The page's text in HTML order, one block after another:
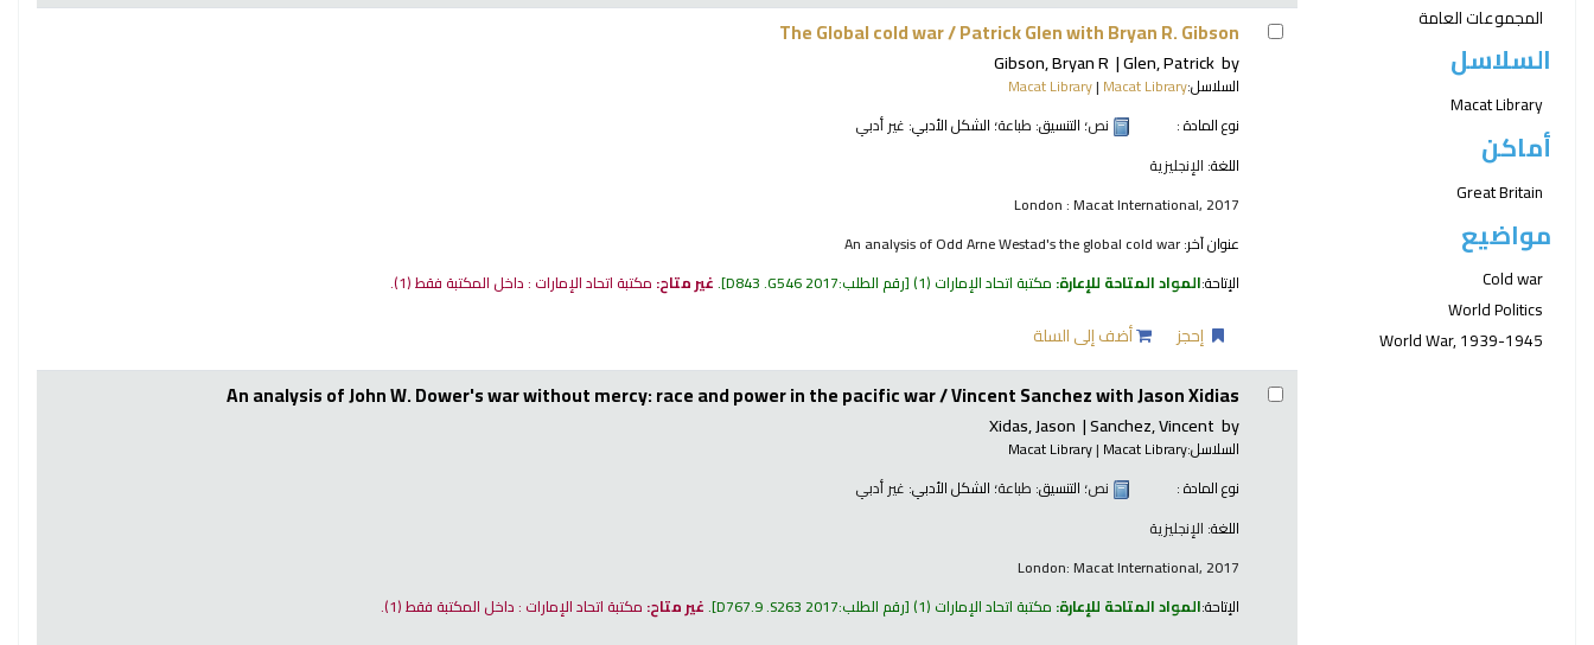
المجموعات العامة
السلاسل
Macat Library
أماكن
Great Britain
مواضيع
Cold war
World Politics
World War, 1939-1945
The Global cold war /Patrick Glen with Bryan R. Gibson
by
Glen, Patrick
Gibson, Bryan R
السلاسل: Macat Library| Macat Library
نوع المادة :
نص؛ التنسيق: طباعة؛ الشكل الأدبي: غير أدبي
اللغة: الإنجليزية
London : Macat International, 2017
عنوان آخر:An analysis of Odd Arne Westad's the global cold war
الإتاحة:المواد المتاحة للإعارة: مكتبة اتحاد الإمارات (1) رقم الطلب:D843 .G546 2017
.غير متاح: مكتبة اتحاد الإمارات : داخل المكتبة فقط(1).
إحجز أضف إلى السلة
An analysis of John W. Dower's war without mercy: race and power in the pacific war /Vincent Sanchez with Jason Xidias
by
Sanchez, Vincent
Xidas, Jason
السلاسل: Macat Library| Macat Library
نوع المادة :
نص؛ التنسيق: طباعة؛ الشكل الأدبي: غير أدبي
اللغة: الإنجليزية
London: Macat International, 2017
الإتاحة:المواد المتاحة للإعارة: مكتبة اتحاد الإمارات (1) رقم الطلب:D767.9 .S263 2017
.غير متاح: مكتبة اتحاد الإمارات : داخل المكتبة فقط(1).